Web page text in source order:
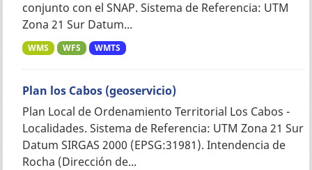
conjunto con el SNAP. Sistema de Referencia: UTM
Zona 21 Sur Datum...
WMS WFS WMTS
Plan los Cabos (geoservicio)
Plan Local de Ordenamiento Territorial Los Cabos -
Localidades. Sistema de Referencia: UTM Zona 21 Sur
Datum SIRGAS 2000 (EPSG:31981). Intendencia de
Rocha (Dirección de...